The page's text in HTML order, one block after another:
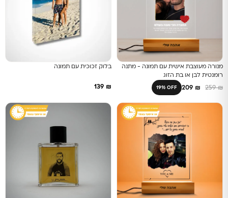
מנורה מעוצבת אישית עם תמונה - מתנה
רומנטית לבן או בת הזוג
₪
259
₪
19% OFF
בלוק זכוכית עם תמונה
₪